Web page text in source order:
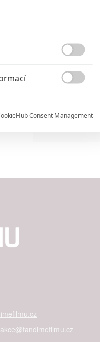
Děti krve a
akční fantasy
ČLÁNEK |
Spider-Man:
máme čekat
Velké preview:
maximálně

Consent Management